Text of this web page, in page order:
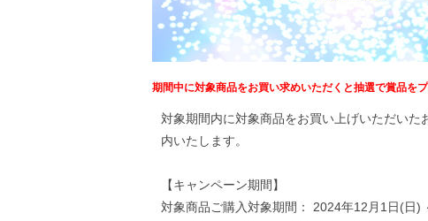
期間中に対象商品をお買い求めいただくと抽選で賞品をプ
対象期間内に対象商品をお買い上げいただい
内いたします。
【キャンペーン期間】
対象商品ご購入対象期間： 2024年12月1日(日)